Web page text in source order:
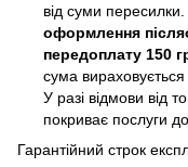
від суми
оформлення
передоплату 150
сума вираховується
У разі відмови від
покриває послуги
Гарантійний строк